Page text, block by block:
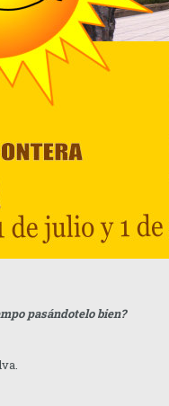
pasándotelo bien?